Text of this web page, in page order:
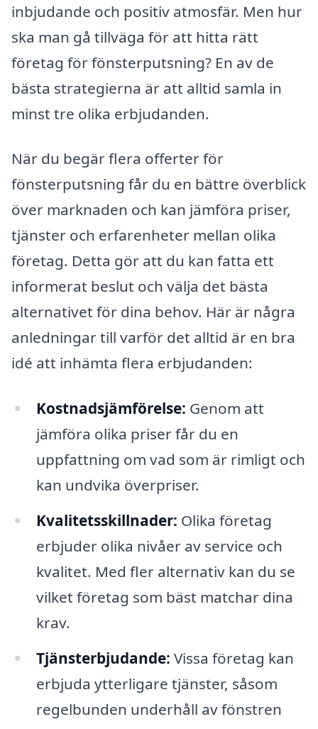
inbjudande och positiv atmosfär. Men hur
ska man gå tillväga för att hitta rätt
företag för fönsterputsning? En av de
bästa strategierna är att alltid samla in
minst tre olika erbjudanden.
När du begär flera offerter för
fönsterputsning får du en bättre överblick
över marknaden och kan jämföra priser,
tjänster och erfarenheter mellan olika
företag. Detta gör att du kan fatta ett
informerat beslut och välja det bästa
alternativet för dina behov. Här är några
anledningar till varför det alltid är en bra
idé att inhämta flera erbjudanden:
Kostnadsjämförelse: Genom att
jämföra olika priser får du en
uppfattning om vad som är rimligt och
kan undvika överpriser.
Kvalitetsskillnader: Olika företag
erbjuder olika nivåer av service och
kvalitet. Med fler alternativ kan du se
vilket företag som bäst matchar dina
krav.
Tjänsterbjudande: Vissa företag kan
erbjuda ytterligare tjänster, såsom
regelbunden underhåll av fönstren